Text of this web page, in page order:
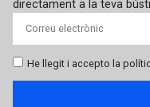
directament a la teva
He llegit i accepto la